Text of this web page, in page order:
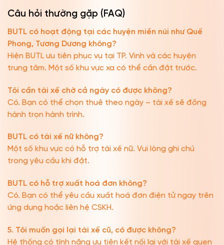
Câu hỏi thường gặp (FAQ)
BUTL có hoạt động tại các huyện miền núi như Quế
Phong, Tương Dương không?
Hiện BUTL ưu tiên phục vụ tại TP. Vinh và các huyện
trung tâm. Một số khu vực xa có thể cần đặt trước.
Tôi cần tài xế chờ cả ngày có được không?
Có. Bạn có thể chọn thuê theo ngày – tài xế sẽ đồng
hành trọn hành trình.
BUTL có tài xế nữ không?
Một số khu vực có hỗ trợ tài xế nữ. Vui lòng ghi chú
trong yêu cầu khi đặt.
BUTL có hỗ trợ xuất hoá đơn không?
Có. Bạn có thể yêu cầu xuất hoá đơn điện tử ngay trên
ứng dụng hoặc liên hệ CSKH.
5. Tôi muốn gọi lại tài xế cũ, có được không?
Hệ thống có tính năng ưu tiên kết nối lại với tài xế quen